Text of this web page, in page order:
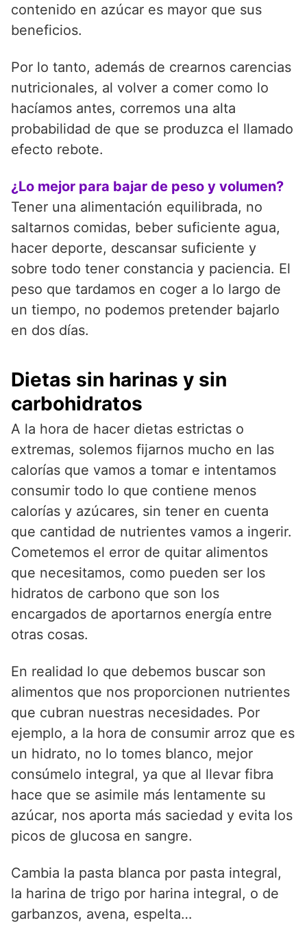
contenido en azúcar es mayor que sus
beneficios.
Por lo tanto, además de crearnos carencias
nutricionales, al volver a comer como lo
hacíamos antes, corremos una alta
probabilidad de que se produzca el llamado
efecto rebote.
¿Lo mejor para bajar de peso y volumen?
Tener una alimentación equilibrada, no
saltarnos comidas, beber suficiente agua,
hacer deporte, descansar suficiente y
sobre todo tener constancia y paciencia. El
peso que tardamos en coger a lo largo de
un tiempo, no podemos pretender bajarlo
en dos días.
Dietas sin harinas y sin
carbohidratos
A la hora de hacer dietas estrictas o
extremas, solemos fijarnos mucho en las
calorías que vamos a tomar e intentamos
consumir todo lo que contiene menos
calorías y azúcares, sin tener en cuenta
que cantidad de nutrientes vamos a ingerir.
Cometemos el error de quitar alimentos
que necesitamos, como pueden ser los
hidratos de carbono que son los
encargados de aportarnos energía entre
otras cosas.
En realidad lo que debemos buscar son
alimentos que nos proporcionen nutrientes
que cubran nuestras necesidades. Por
ejemplo, a la hora de consumir arroz que es
un hidrato, no lo tomes blanco, mejor
consúmelo integral, ya que al llevar fibra
hace que se asimile más lentamente su
azúcar, nos aporta más saciedad y evita los
picos de glucosa en sangre.
Cambia la pasta blanca por pasta integral,
la harina de trigo por harina integral, o de
garbanzos, avena, espelta…